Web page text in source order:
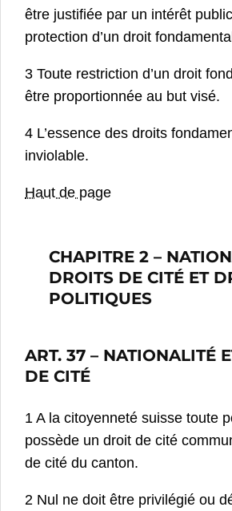
être justifiée par un intérêt
protection d’un droit
3 Toute restriction d’un droit
être proportionnée au but visé.
4 L’essence des droits
inviolable.
Haut de page
CHAPITRE 2 –
DROITS DE CITÉ ET
POLITIQUES
ART. 37 – NATIONALITÉ
DE CITÉ
1 A la citoyenneté suisse toute
possède un droit de cité
de cité du canton.
2 Nul ne doit être privilégié ou